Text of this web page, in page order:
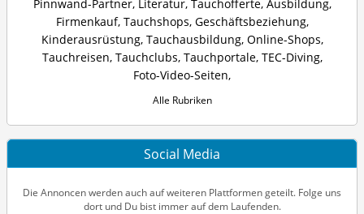
Pinnwand-Partner, Literatur, Tauchofferte, Ausbildung,
Firmenkauf, Tauchshops, Geschäftsbeziehung,
Kinderausrüstung, Tauchausbildung, Online-Shops,
Tauchreisen, Tauchclubs, Tauchportale, TEC-Diving,
Foto-Video-Seiten,
Alle Rubriken
Social Media
Die Annoncen werden auch auf weiteren Plattformen geteilt. Folge uns
dort und Du bist immer auf dem Laufenden.